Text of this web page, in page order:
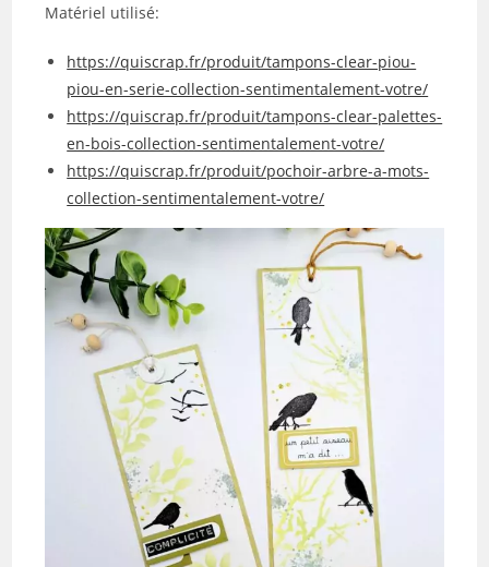
Matériel utilisé:
https://quiscrap.fr/produit/tampons-clear-piou-
piou-en-serie-collection-sentimentalement-votre/
https://quiscrap.fr/produit/tampons-clear-palettes-
en-bois-collection-sentimentalement-votre/
https://quiscrap.fr/produit/pochoir-arbre-a-mots-
collection-sentimentalement-votre/